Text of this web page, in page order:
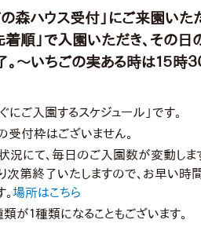
の森ハウス受付」にご来園いた
順」で入園いただき、その日
〜いちごの実ある時は１５時３
にご入園するスケジュール」です。
受付枠はございません。
況にて、毎日のご入園数が変動しま
次第終了いたしますので、お早い時
場所はこちら
が１種類になることもございます。